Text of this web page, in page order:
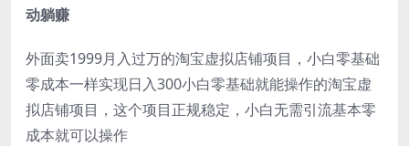
动躺赚
外面卖1999月入过万的淘宝虚拟店铺项目，小白零基础
零成本一样实现日入300小白零基础就能操作的淘宝虚
拟店铺项目，这个项目正规稳定，小白无需引流基本零
成本就可以操作